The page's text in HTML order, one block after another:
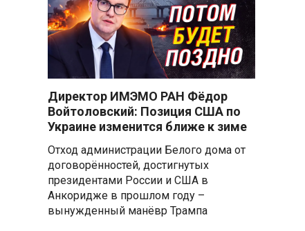
Директор ИМЭМО РАН Фёдор
Войтоловский: Позиция США по
Украине изменится ближе к зиме
Отход администрации Белого дома от
договорённостей, достигнутых
президентами России и США в
Анкоридже в прошлом году –
вынужденный манёвр Трампа